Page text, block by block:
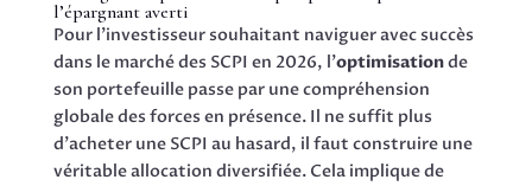
l’épargnant averti
Pour l’investisseur souhaitant naviguer avec succès
dans le marché des SCPI en 2026, l’optimisationde
son portefeuille passe par une compréhension
globale des forces en présence. Il ne suffit plus
d’acheter une SCPI au hasard, il faut construire une
véritable allocation diversifiée. Cela implique de